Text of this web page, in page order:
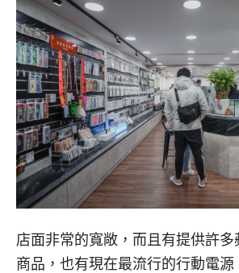
店面非常的寬敞，而且有提供許多
商品，也有現在最流行的行動電源